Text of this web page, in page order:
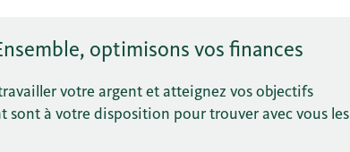
optimisons vos finances
votre argent et atteignez vos objectifs
sont à votre disposition pour trouver avec vous les